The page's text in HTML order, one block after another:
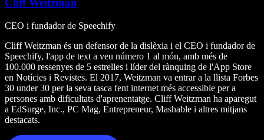
Cliff Weitzman
CEO i fundador de Speechify
Cliff Weitzman és un defensor de la dislèxia i el CEO i fundador de
Speechify, l'app de text a veu número 1 al món, amb més de
100.000 ressenyes de 5 estrelles i líder del rànquing de l'App Store
en Notícies i Revistes. El 2017, Weitzman va entrar a la llista Forbes
30 under 30 per la seva tasca fent internet més accessible per a
persones amb dificultats d'aprenentatge. Cliff Weitzman ha aparegut
a EdSurge, Inc., PC Mag, Entrepreneur, Mashable i altres mitjans
destacats.